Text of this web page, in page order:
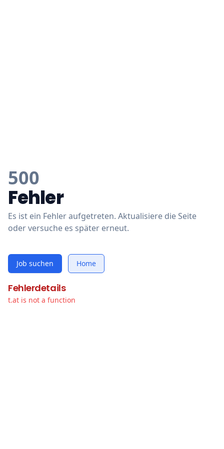
500
Fehler
Es ist ein Fehler aufgetreten. Aktualisiere die Seite
oder versuche es später erneut.
Job suchen Home
Fehlerdetails
t.at is not a function